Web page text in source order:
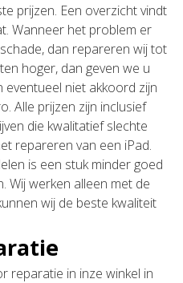
prijzen. Een overzicht vindt
Wanneer het problem er
dan repareren wij tot
hoger, dan geven we u
eventueel niet akkoord zijn
Alle prijzen zijn inclusief
die kwalitatief slechte
repareren van een iPad.
is een stuk minder goed
Wij werken alleen met de
wij de beste kwaliteit
reparatie in inze winkel in